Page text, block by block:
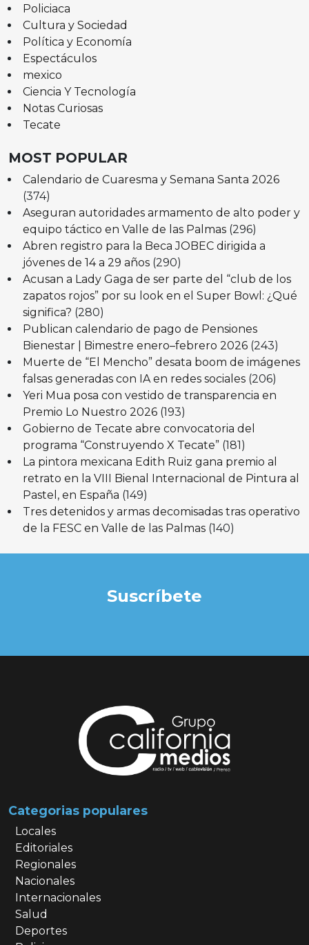
Policiaca
Cultura y Sociedad
Política y Economía
Espectáculos
mexico
Ciencia Y Tecnología
Notas Curiosas
Tecate
MOST POPULAR
Calendario de Cuaresma y Semana Santa 2026
(374)
Aseguran autoridades armamento de alto poder y
equipo táctico en Valle de las Palmas (296)
Abren registro para la Beca JOBEC dirigida a
jóvenes de 14 a 29 años (290)
Acusan a Lady Gaga de ser parte del “club de los
zapatos rojos” por su look en el Super Bowl: ¿Qué
significa? (280)
Publican calendario de pago de Pensiones
Bienestar | Bimestre enero–febrero 2026 (243)
Muerte de “El Mencho” desata boom de imágenes
falsas generadas con IA en redes sociales (206)
Yeri Mua posa con vestido de transparencia en
Premio Lo Nuestro 2026 (193)
Gobierno de Tecate abre convocatoria del
programa “Construyendo X Tecate” (181)
La pintora mexicana Edith Ruiz gana premio al
retrato en la VIII Bienal Internacional de Pintura al
Pastel, en España (149)
Tres detenidos y armas decomisadas tras operativo
de la FESC en Valle de las Palmas (140)
Suscríbete
Categorias populares
Locales
Editoriales
Regionales
Nacionales
Internacionales
Salud
Deportes